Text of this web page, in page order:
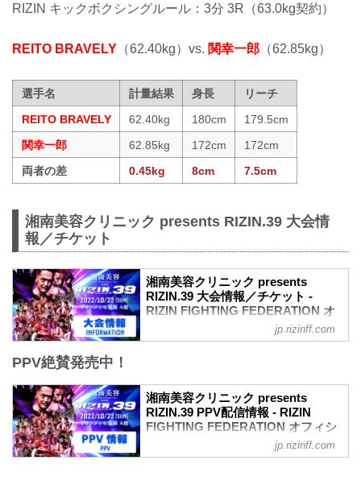
RIZIN キックボクシングルール：3分 3R（63.0kg契約）
REITO BRAVELY （62.40kg）vs. 関幸一郎 （62.85kg）
選手名 計量結果 身長
リーチ
REITO BRAVELY
62.40kg 180cm
179.5cm
関幸一郎
62.85kg 172cm
172cm
両者の差
0.45kg 8cm 7.5cm
湘南美容クリニック presents RIZIN.39 大会情
報／チケット
湘南美容クリニック presents
RIZIN.39 大会情報／チケット -
RIZIN FIGHTING FEDERATION オ
youtu.be
大会概要
名称
湘南美容クリニック presents RIZIN.39
jp.rizinff.com
PPV絶賛発売中！
湘南美容クリニック presents
RIZIN.39 PPV配信情報 - RIZIN
FIGHTING FEDERATION オフィシ
jp.rizinff.com